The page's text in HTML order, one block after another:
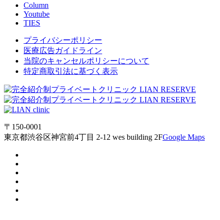
Column
Youtube
TIES
プライバシーポリシー
医療広告ガイドライン
当院のキャンセルポリシーについて
特定商取引法に基づく表示
〒150-0001
東京都渋谷区神宮前4丁目 2-12 wes building 2FGoogle Maps